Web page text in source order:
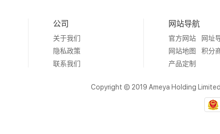
公司
关于我们
隐私政策
联系我们
网站导航
官方网站
网址
网站地图
积分
产品定制
Copyright © 2019 Ameya Holding